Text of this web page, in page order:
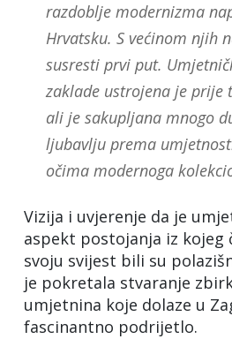
razdoblje modernizma
Hrvatsku. S većinom njih
susresti prvi put.
zaklade ustrojena je prije
ali je sakupljana mnogo
ljubavlju prema
očima modernoga
Vizija i uvjerenje da je
aspekt postojanja iz kojeg
svoju svijest bili su
je pokretala stvaranje
umjetnina koje dolaze u
fascinantno podrijetlo.